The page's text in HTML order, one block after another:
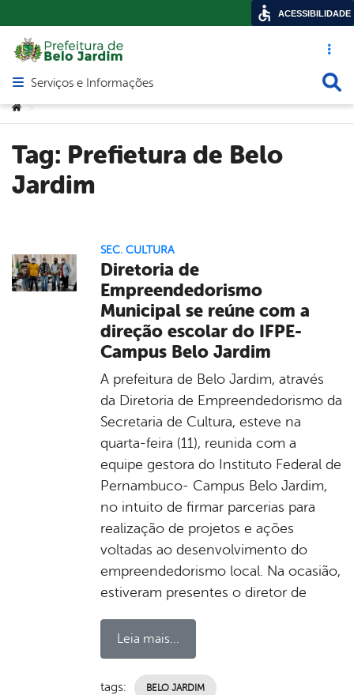
Acesso
Abrir menu principal de navegação
Serviços e Informações
Você está aqui:
>
Tag: Prefietura de Belo
Jardim
SEC. CULTURA
Diretoria de
Empreendedorismo
Municipal se reúne com a
direção escolar do IFPE-
Campus Belo Jardim
A prefeitura de Belo Jardim, através
da Diretoria de Empreendedorismo da
Secretaria de Cultura, esteve na
quarta-feira (11), reunida com a
equipe gestora do Instituto Federal de
Pernambuco- Campus Belo Jardim,
no intuito de firmar parcerias para
realização de projetos e ações
voltadas ao desenvolvimento do
empreendedorismo local. Na ocasião,
estiveram presentes o diretor de
Leia mais...
tags: BELO JARDIM
ACESSIBILIDADE